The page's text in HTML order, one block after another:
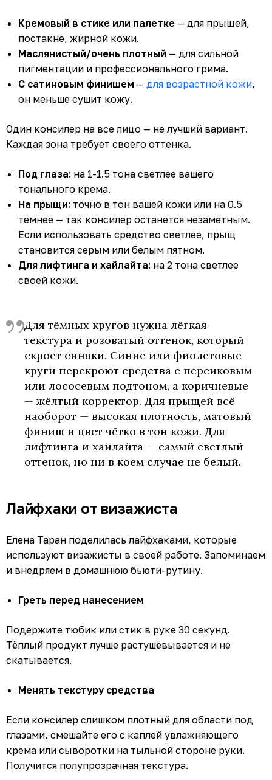
Кремовый в стике или палетке — для прыщей,
постакне, жирной кожи.
Маслянистый/очень плотный — для сильной
пигментации и профессионального грима.
С сатиновым финишем — для возрастной кожи,
он меньше сушит кожу.
Один консилер на все лицо — не лучший вариант.
Каждая зона требует своего оттенка.
Под глаза: на 1-1.5 тона светлее вашего
тонального крема.
На прыщи: точно в тон вашей кожи или на 0.5
темнее — так консилер останется незаметным.
Если использовать средство светлее, прыщ
становится серым или белым пятном.
Для лифтинга и хайлайта: на 2 тона светлее
своей кожи.
Для тёмных кругов нужна лёгкая
текстура и розоватый оттенок, который
скроет синяки. Синие или фиолетовые
круги перекроют средства с персиковым
или лососевым подтоном, а коричневые
— жёлтый корректор. Для прыщей всё
наоборот — высокая плотность, матовый
финиш и цвет чётко в тон кожи. Для
лифтинга и хайлайта — самый светлый
оттенок, но ни в коем случае не белый.
Лайфхаки от визажиста
Елена Таран поделилась лайфхаками, которые
используют визажисты в своей работе. Запоминаем
и внедряем в домашнюю бьюти-рутину.
Греть перед нанесением
Подержите тюбик или стик в руке 30 секунд.
Тёплый продукт лучше растушёвывается и не
скатывается.
Менять текстуру средства
Если консилер слишком плотный для области под
глазами, смешайте его с каплей увлажняющего
крема или сыворотки на тыльной стороне руки.
Получится полупрозрачная текстура.